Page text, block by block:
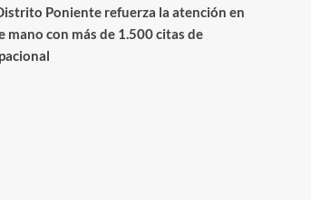
Poniente refuerza la atención en
mano con más de 1.500 citas de